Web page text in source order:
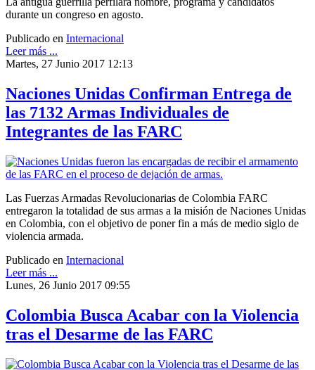
durante un congreso en agosto.
Publicado en Internacional
Leer más ...
Martes, 27 Junio 2017 12:13
Naciones Unidas Confirman Entrega de
las 7132 Armas Individuales de
Integrantes de las FARC
Las Fuerzas Armadas Revolucionarias de Colombia FARC
entregaron la totalidad de sus armas a la misión de Naciones Unidas
en Colombia, con el objetivo de poner fin a más de medio siglo de
violencia armada.
Publicado en Internacional
Leer más ...
Lunes, 26 Junio 2017 09:55
Colombia Busca Acabar con la Violencia
tras el Desarme de las FARC